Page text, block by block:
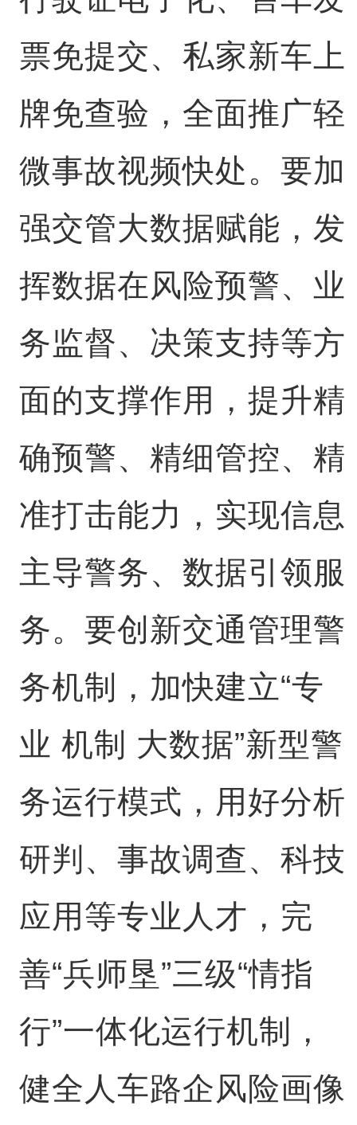
票免提交、私家新车上
牌免查验，全面推广轻
微事故视频快处。要加
强交管大数据赋能，发
挥数据在风险预警、业
务监督、决策支持等方
面的支撑作用，提升精
确预警、精细管控、精
准打击能力，实现信息
主导警务、数据引领服
务。要创新交通管理警
务机制，加快建立“专
业 机制 大数据”新型警
务运行模式，用好分析
研判、事故调查、科技
应用等专业人才，完
善“兵师垦”三级“情指
行”一体化运行机制，
健全人车路企风险画像